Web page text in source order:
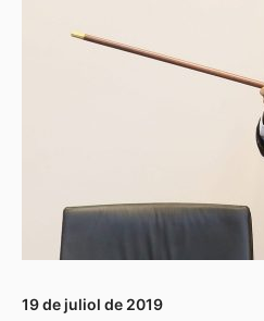
19 de juliol de 2019